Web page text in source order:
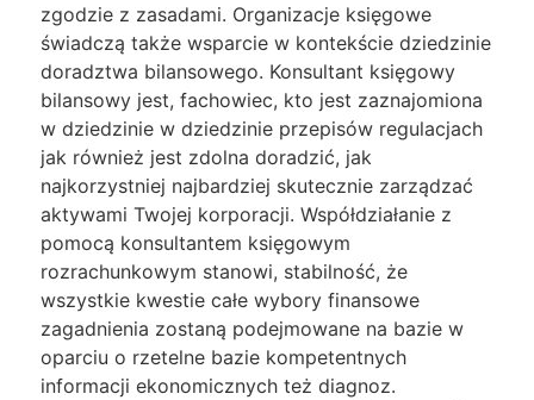
zgodzie z zasadami. Organizacje księgowe
świadczą także wsparcie w kontekście dziedzinie
doradztwa bilansowego. Konsultant księgowy
bilansowy jest, fachowiec, kto jest zaznajomiona
w dziedzinie w dziedzinie przepisów regulacjach
jak również jest zdolna doradzić, jak
najkorzystniej najbardziej skutecznie zarządzać
aktywami Twojej korporacji. Współdziałanie z
pomocą konsultantem księgowym
rozrachunkowym stanowi, stabilność, że
wszystkie kwestie całe wybory finansowe
zagadnienia zostaną podejmowane na bazie w
oparciu o rzetelne bazie kompetentnych
informacji ekonomicznych też diagnoz.